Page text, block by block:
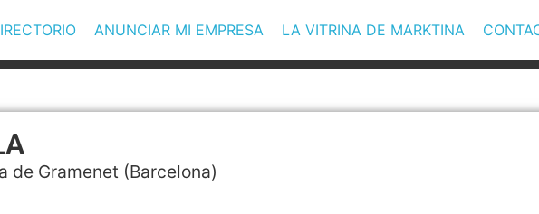
ANUNCIAR MI EMPRESA LA VITRINA DE MARKTINA
de Gramenet (Barcelona)